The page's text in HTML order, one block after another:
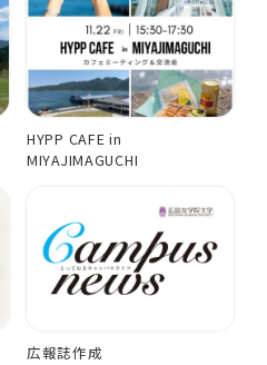
HYPP CAFE in
MIYAJIMAGUCHI
広報誌作成